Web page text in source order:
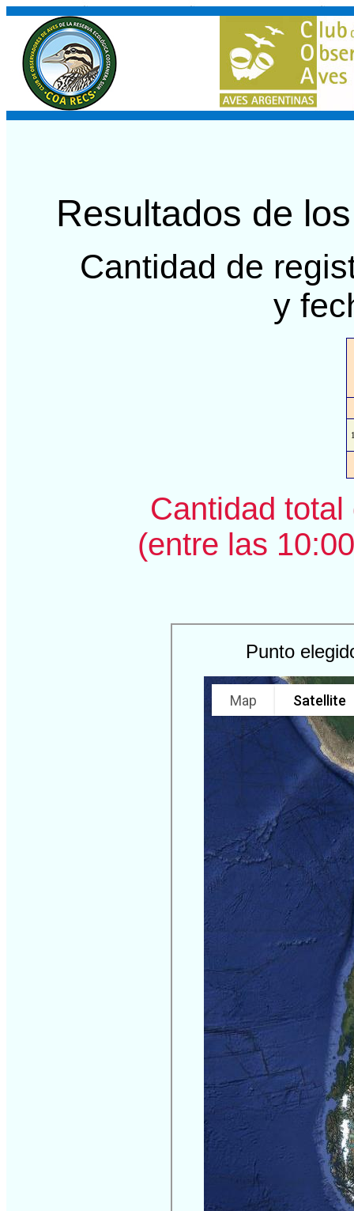
Resultados de
Cantidad de
y
Cantidad
(entre las